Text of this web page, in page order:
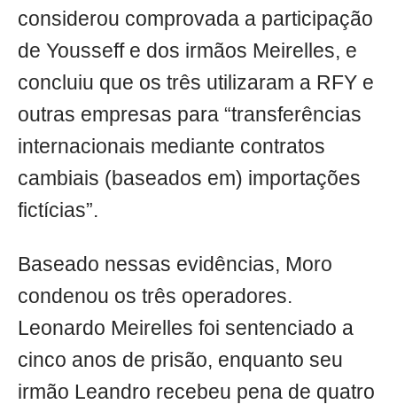
considerou comprovada a participação
de Yousseff e dos irmãos Meirelles, e
concluiu que os três utilizaram a RFY e
outras empresas para “transferências
internacionais mediante contratos
cambiais (baseados em) importações
fictícias”.
Baseado nessas evidências, Moro
condenou os três operadores.
Leonardo Meirelles foi sentenciado a
cinco anos de prisão, enquanto seu
irmão Leandro recebeu pena de quatro